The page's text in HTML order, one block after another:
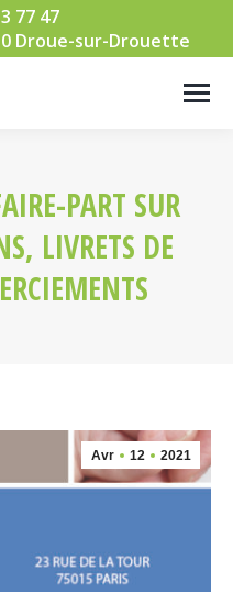
77 47
Droue-sur-Drouette
PART SUR
LIVRETS DE
Avr 12 2021